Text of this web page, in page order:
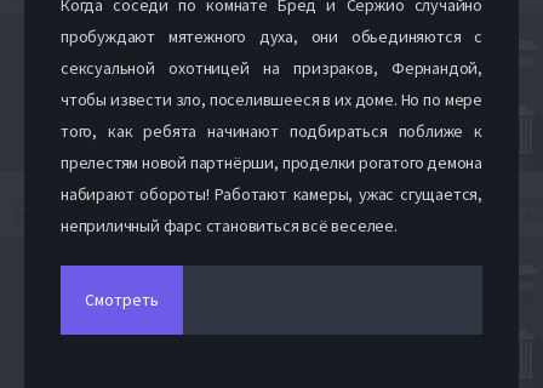
Когда соседи по комнате Бред и Сержио случайно
пробуждают мятежного духа, они обьединяются с
сексуальной охотницей на призраков, Фернандой,
чтобы извести зло, поселившееся в их доме. Но по мере
того, как ребята начинают подбираться поближе к
прелестям новой партнёрши, проделки рогатого демона
набирают обороты! Работают камеры, ужас сгущается,
неприличный фарс становиться всё веселее.
Смотреть